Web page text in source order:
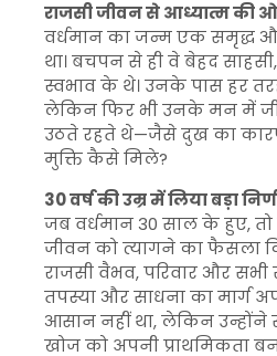
राजसी जीवन से आध्यात्म की ओर
वर्धमान का जन्म एक समृद्ध
था। बचपन से ही वे बेहद
स्वभाव के थे। उनके पास हर
लेकिन फिर भी उनके मन में
उठते रहते थे—जैसे दुख का
मुक्ति कैसे मिले?
30 वर्ष की उम्र में लिया बड़ा
जब वर्धमान 30 साल के हुए, तो
जीवन को त्यागने का फैसला
राजसी वैभव, परिवार और सभी
तपस्या और साधना का मार्ग
आसान नहीं था, लेकिन उन्होंने
खोज को अपनी प्राथमिकता